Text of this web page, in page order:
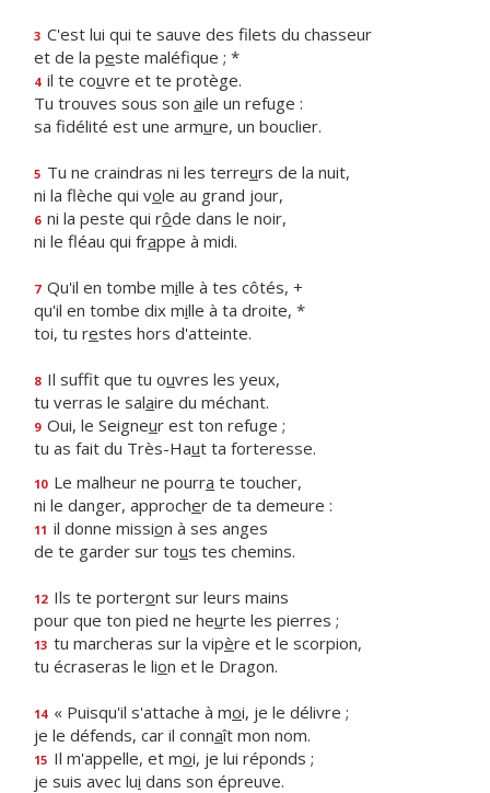
3 C'est lui qui te sauve des filets du chasseur
et de la peste maléfique ; *
4 il te couvre et te protège.
Tu trouves sous son aile un refuge :
sa fidélité est une armure, un bouclier.
5 Tu ne craindras ni les terreurs de la nuit,
ni la flèche qui vole au grand jour,
6 ni la peste qui rôde dans le noir,
ni le fléau qui frappe à midi.
7 Qu'il en tombe mille à tes côtés, +
qu'il en tombe dix mille à ta droite, *
toi, tu restes hors d'atteinte.
8 Il suffit que tu ouvres les yeux,
tu verras le salaire du méchant.
9 Oui, le Seigneur est ton refuge ;
tu as fait du Très-Haut ta forteresse.
10 Le malheur ne pourra te toucher,
ni le danger, approcher de ta demeure :
11 il donne mission à ses anges
de te garder sur tous tes chemins.
12 Ils te porteront sur leurs mains
pour que ton pied ne heurte les pierres ;
13 tu marcheras sur la vipère et le scorpion,
tu écraseras le lion et le Dragon.
14 « Puisqu'il s'attache à moi, je le délivre ;
je le défends, car il connaît mon nom.
15 Il m'appelle, et moi, je lui réponds ;
je suis avec lui dans son épreuve.